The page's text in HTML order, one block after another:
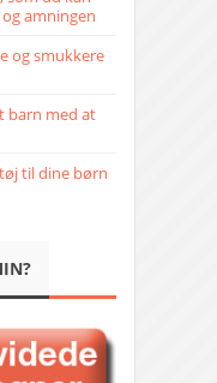
amningen
og smukkere
barn med at
til dine børn